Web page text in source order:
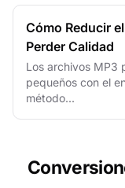
Cómo Reducir
Perder Calidad
Los archivos MP3
pequeños con el
método...